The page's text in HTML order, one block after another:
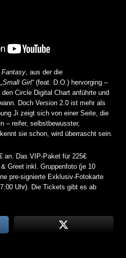
Fantasy, aus der die
„Small Girl“(feat. D.O.) hervorging –
Circle Digital Chart anführte und
Doch Version 2.0 ist mehr als
Ji zeigt sich von einer Seite, die
– reifer, selbstbewusster,
sie schon, wird überrascht sein.
an. Das VIP-Paket für 225€
Greet inkl. Gruppenfoto (je 10
pre-signierte Exklusiv-Fotokarte
Uhr). Die Tickets gibt es ab